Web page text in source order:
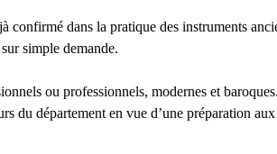
confirmé dans la pratique des instruments
simple demande.
ou professionnels, modernes et baroques.
du département en vue d’une préparation